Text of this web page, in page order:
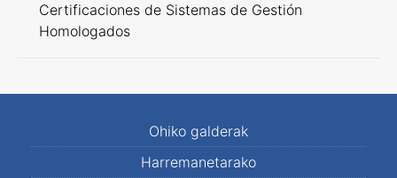
Certificaciones de Sistemas de Gestión
Homologados
Ohiko galderak
Harremanetarako